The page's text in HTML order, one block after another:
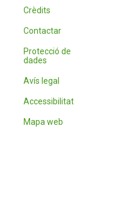
Crèdits
Contactar
Protecció de
dades
Avís legal
Accessibilitat
Mapa web